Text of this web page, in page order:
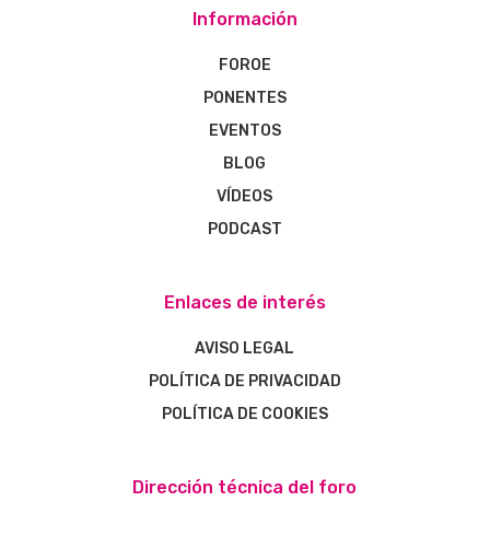
Información
FOROE
PONENTES
EVENTOS
BLOG
VÍDEOS
PODCAST
Enlaces de interés
AVISO LEGAL
POLÍTICA DE PRIVACIDAD
POLÍTICA DE COOKIES
Dirección técnica del foro